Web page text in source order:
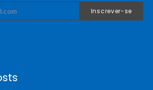
Inscrever-se